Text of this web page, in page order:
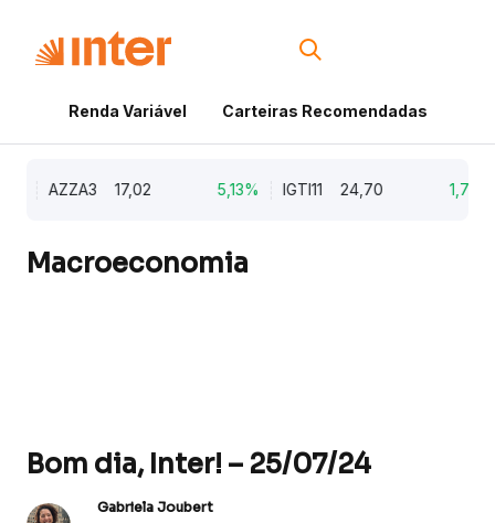
Renda Variável Carteiras Recomendadas
AZZA3 17,02 5,13% IGTI11 24,70 1,77%
Macroeconomia
Bom dia, Inter! – 25/07/24
Gabriela Joubert